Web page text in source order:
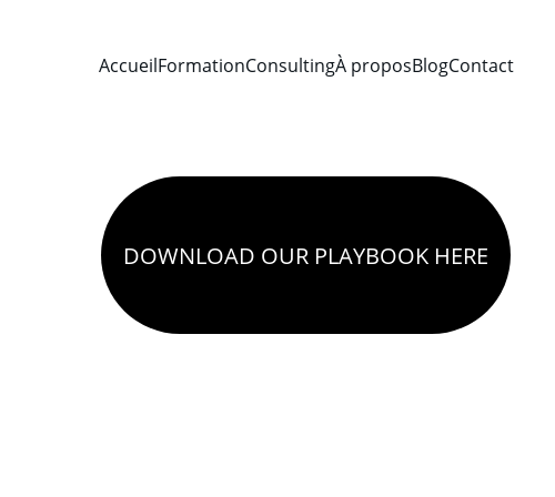
AccueilFormationConsultingÀ proposBlogContact
DOWNLOAD OUR PLAYBOOK HERE